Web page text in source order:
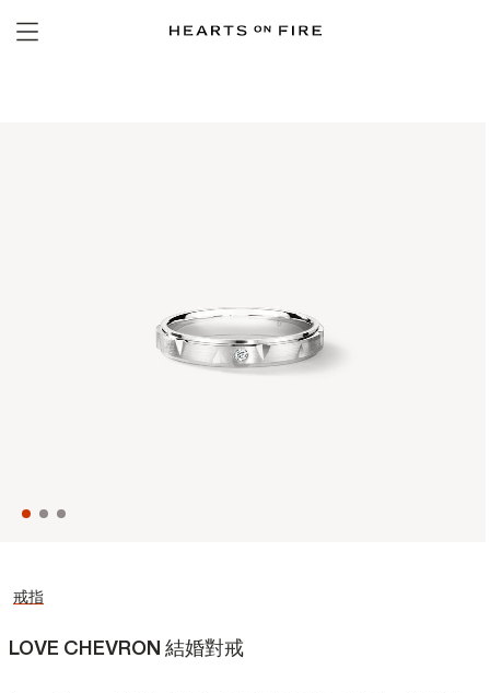
戒指
LOVE CHEVRON 結婚對戒